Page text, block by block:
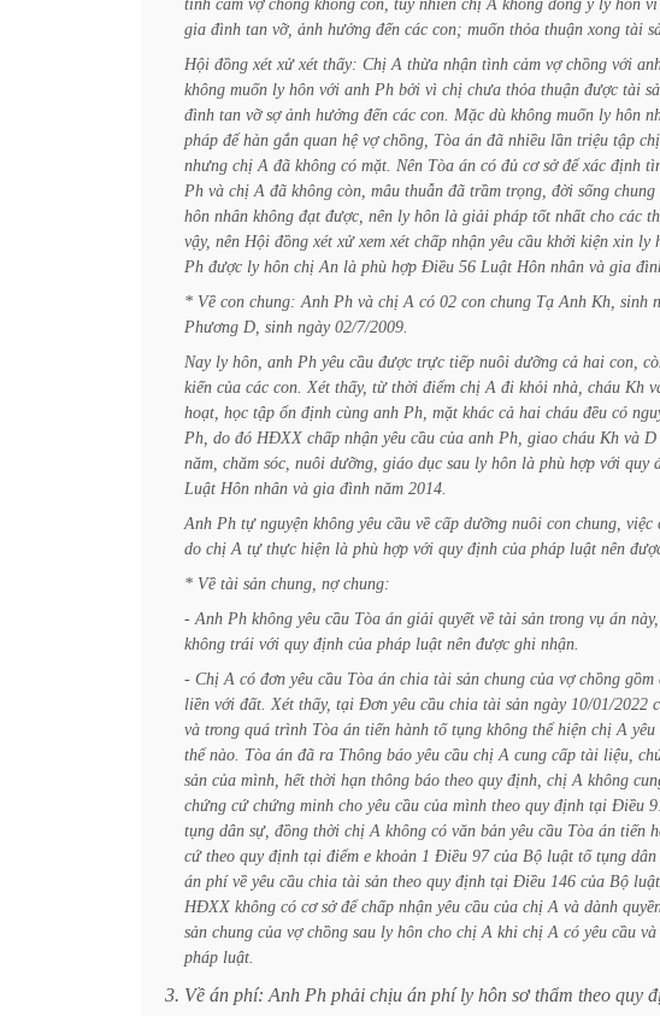
gia đình tan vỡ, ảnh hưởng đến các con; muốn thỏa thuận xong tài
Hội đồng xét xử xét thấy: Chị A thừa nhận tình cảm vợ chồng với
không muốn ly hôn với anh Ph bởi vì chị chưa thỏa thuận được tài
đình tan vỡ sợ ảnh hưởng đến các con. Mặc dù không muốn ly hôn
pháp để hàn gắn quan hệ vợ chồng, Tòa án đã nhiều lần triệu tập chị
nhưng chị A đã không có mặt. Nên Tòa án có đủ cơ sở để xác định
Ph và chị A đã không còn, mâu thuẫn đã trầm trọng, đời sống chung
hôn nhân không đạt được, nên ly hôn là giải pháp tốt nhất cho các
vậy, nên Hội đồng xét xử xem xét chấp nhận yêu cầu khởi kiện xin ly
Ph được ly hôn chị An là phù hợp Điều 56 Luật Hôn nhân và gia
* Về con chung: Anh Ph và chị A có 02 con chung Tạ Anh Kh, sinh
Phương D, sinh ngày 02/7/2009.
Nay ly hôn, anh Ph yêu cầu được trực tiếp nuôi dưỡng cả hai con,
kiến của các con. Xét thấy, từ thời điểm chị A đi khỏi nhà, cháu Kh
hoạt, học tập ổn định cùng anh Ph, mặt khác cả hai cháu đều có
Ph, do đó HĐXX chấp nhận yêu cầu của anh Ph, giao cháu Kh và D
năm, chăm sóc, nuôi dưỡng, giáo dục sau ly hôn là phù hợp với quy
Luật Hôn nhân và gia đình năm 2014.
Anh Ph tự nguyện không yêu cầu về cấp dưỡng nuôi con chung, việc
do chị A tự thực hiện là phù hợp với quy định của pháp luật nên
* Về tài sản chung, nợ chung:
- Anh Ph không yêu cầu Tòa án giải quyết về tài sản trong vụ án này,
không trái với quy định của pháp luật nên được ghi nhận.
- Chị A có đơn yêu cầu Tòa án chia tài sản chung của vợ chồng gồm
liền với đất. Xét thấy, tại Đơn yêu cầu chia tài sản ngày 10/01/2022
và trong quá trình Tòa án tiến hành tố tụng không thể hiện chị A yêu
thể nào. Tòa án đã ra Thông báo yêu cầu chị A cung cấp tài liệu,
sản của mình, hết thời hạn thông báo theo quy định, chị A không
chứng cứ chứng minh cho yêu cầu của mình theo quy định tại Điều
tụng dân sự, đồng thời chị A không có văn bản yêu cầu Tòa án tiến
cứ theo quy định tại điểm e khoản 1 Điều 97 của Bộ luật tố tụng dân
án phí về yêu cầu chia tài sản theo quy định tại Điều 146 của Bộ luật
HĐXX không có cơ sở để chấp nhận yêu cầu của chị A và dành
sản chung của vợ chồng sau ly hôn cho chị A khi chị A có yêu cầu và
pháp luật.
3. Về án phí: Anh Ph phải chịu án phí ly hôn sơ thẩm theo quy